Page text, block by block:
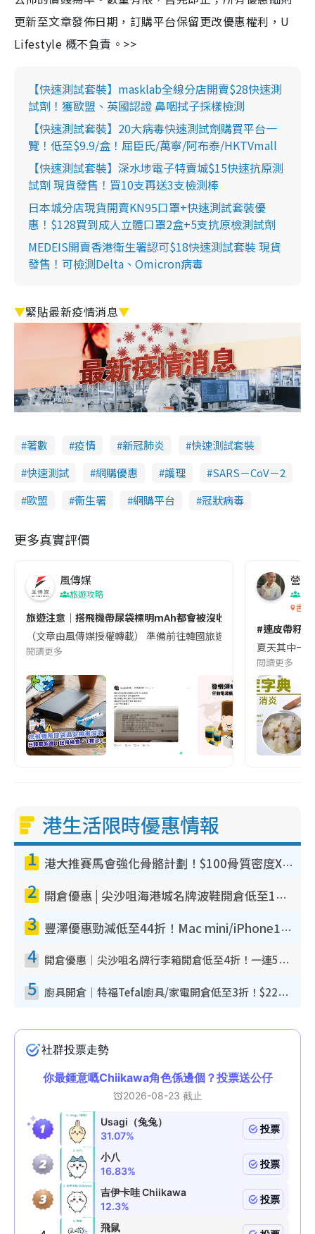
更新至文章發佈日期，訂購平台保留更改優惠權利，U
Lifestyle 概不負責。>>
【快速測試套裝】masklab全線分店開賣$28快速測
試劑！獲歐盟、英國認證 鼻咽拭子採樣檢測
【快速測試套裝】20大病毒快速測試劑購買平台一
覽！低至$9.9/盒！屈臣氏/萬寧/阿布泰/HKTVmall
【快速測試套裝】深水埗電子特賣城$15快速抗原測
試劑 現貨發售！買10支再送3支檢測棒
日本城分店現貨開賣KN95口罩+快速測試套裝優
惠！$128買到成人立體口罩2盒+5支抗原檢測試劑
MEDEIS開賣香港衛生署認可$18快速測試套裝 現貨
發售！可檢測Delta、Omicron病毒
▼緊貼最新疫情消息▼
著數 疫情 新冠肺炎
快速測試套裝
快速測試
網購優惠 護理
SARS－CoV－2
歐盟
衞生署 網購平台 冠狀病毒
更多真實評價
風傳媒
旅遊攻略
旅遊注意｜搭飛機帶尿袋標明mAh都會被沒收😱出發前切記檢查
（文章由風傳媒授權轉載） 準備前往韓國旅遊的民眾，近期要
閱讀更多
營養
香港
#連皮帶籽
夏天其中一
閱讀更多
港生活限時優惠情報
1 港大推賽馬會強化骨骼計劃！$100骨質密度X光檢查 完成免費運動訓練送超市禮券！附參加資格
2 開倉優惠 | 尖沙咀海港城名牌波鞋開倉低至1折！On鞋$899起／Joy&Peace鞋履$98起
3 豐澤優惠勁減低至44折！Mac mini/iPhone17Pro大減價！廚房家電$220起
4 開倉優惠｜尖沙咀名牌行李箱開倉低至4折！一連5日 American Tourister/ace./Hallmark $200起！
5 廚具開倉｜特福Tefal廚具/家電開倉低至3折！$220起買平底鍋/炒鑊/湯煲！電飯煲/吸塵機/燙斗$418起